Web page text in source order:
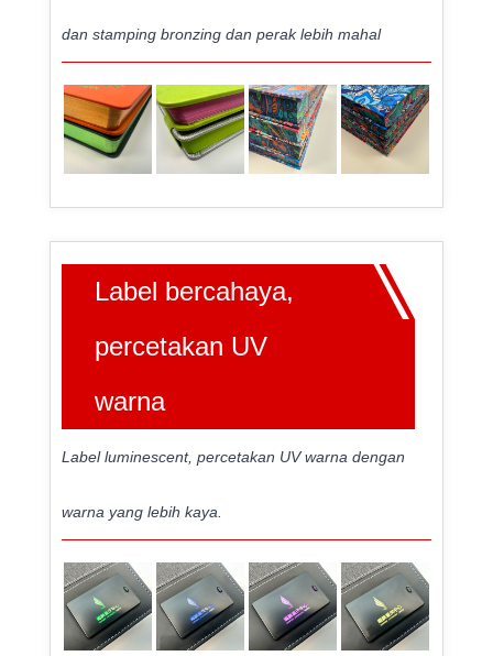
dan stamping bronzing dan perak lebih mahal
Label bercahaya,
percetakan UV
warna
Label luminescent, percetakan UV warna dengan
warna yang lebih kaya.